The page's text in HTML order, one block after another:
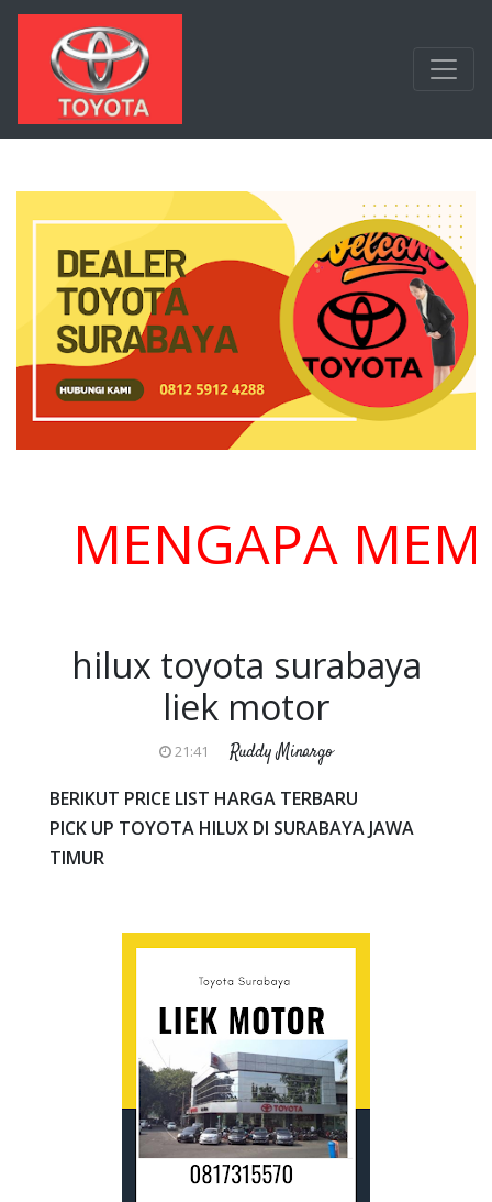
Langsung ke konten utama
hilux toyota surabaya
liek motor
21:41 Ruddy Minargo
BERIKUT PRICE LIST HARGA TERBARU
PICK UP TOYOTA HILUX DI SURABAYA JAWA
TIMUR